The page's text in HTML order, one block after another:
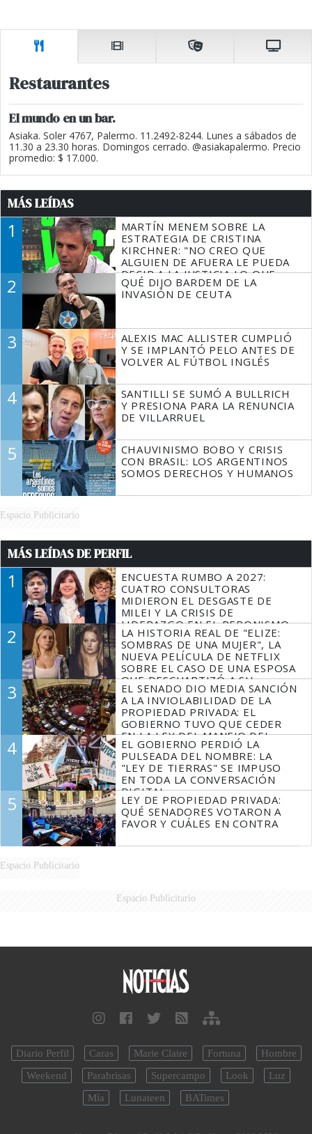
Restaurantes
El mundo en un bar.
Asiaka. Soler 4767, Palermo. 11.2492-8244. Lunes a sábados de
11.30 a 23.30 horas. Domingos cerrado. @asiakapalermo. Precio
promedio: $ 17.000.
MÁS LEÍDAS
1
MARTÍN MENEM SOBRE LA
ESTRATEGIA DE CRISTINA
KIRCHNER: "NO CREO QUE
ALGUIEN DE AFUERA LE PUEDA
DECIR A LA JUSTICIA LO QUE
TIENE QUE HACER"
2
QUÉ DIJO BARDEM DE LA
INVASIÓN DE CEUTA
3
ALEXIS MAC ALLISTER CUMPLIÓ
Y SE IMPLANTÓ PELO ANTES DE
VOLVER AL FÚTBOL INGLÉS
4
SANTILLI SE SUMÓ A BULLRICH
Y PRESIONA PARA LA RENUNCIA
DE VILLARRUEL
5
CHAUVINISMO BOBO Y CRISIS
CON BRASIL: LOS ARGENTINOS
SOMOS DERECHOS Y HUMANOS
Espacio Publicitario
MÁS LEÍDAS DE PERFIL
1
ENCUESTA RUMBO A 2027:
CUATRO CONSULTORAS
MIDIERON EL DESGASTE DE
MILEI Y LA CRISIS DE
LIDERAZGO EN EL PERONISMO
2
LA HISTORIA REAL DE "ELIZE:
SOMBRAS DE UNA MUJER", LA
NUEVA PELÍCULA DE NETFLIX
SOBRE EL CASO DE UNA ESPOSA
QUE DESCUARTIZÓ A SU
MARIDO
3
EL SENADO DIO MEDIA SANCIÓN
A LA INVIOLABILIDAD DE LA
PROPIEDAD PRIVADA: EL
GOBIERNO TUVO QUE CEDER
EN LA LEY DEL MANEJO DEL
FUEGO
4
EL GOBIERNO PERDIÓ LA
PULSEADA DEL NOMBRE: LA
"LEY DE TIERRAS" SE IMPUSO
EN TODA LA CONVERSACIÓN
DIGITAL
5
LEY DE PROPIEDAD PRIVADA:
QUÉ SENADORES VOTARON A
FAVOR Y CUÁLES EN CONTRA
Espacio Publicitario
Espacio Publicitario
Diario Perfil Caras Marie Claire Fortuna
Hombre
Weekend
Parabrisas Supercampo Look
Luz
Mía
Lunateen BATimes